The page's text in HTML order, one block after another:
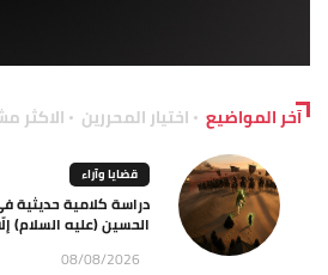
آخر المواضيع اختيار المحررين الاكثر
قضايا وآراء
دراسة كلامية حديثية
الحسين (عليه السلام)
08/08/2026